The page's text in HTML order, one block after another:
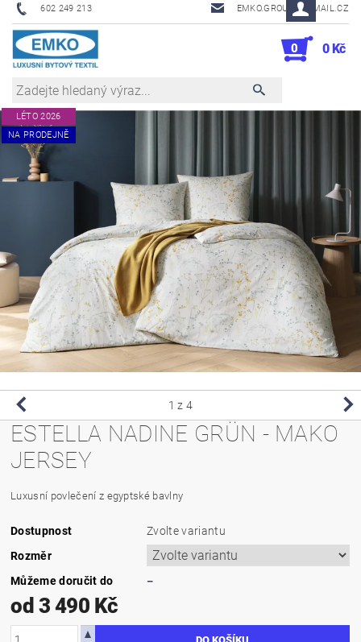
602 249 213 EMKO.GROUSL@EMAIL.CZ
0 0 Kč
LÉTO 2026
NA PRODEJNĚ
1 z 4
ESTELLA NADINE GRÜN - MAKO
JERSEY
Luxusní povlečení z egyptské bavlny
Dostupnost
Zvolte variantu
Rozměr
Můžeme doručit do
–
od 3 490 Kč